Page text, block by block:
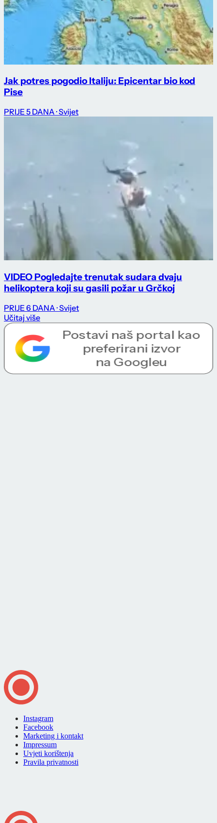
Jak potres pogodio Italiju: Epicentar bio kod
Pise
PRIJE 5 DANA · Svijet
VIDEO Pogledajte trenutak sudara dvaju
helikoptera koji su gasili požar u Grčkoj
PRIJE 6 DANA · Svijet
Učitaj više
Instagram
Facebook
Marketing i kontakt
Impressum
Uvjeti korištenja
Pravila privatnosti